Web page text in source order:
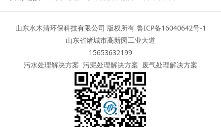
山东水木清环保科技有限公司 版权所有 鲁ICP备16040642号-1
山东省诸城市高新园工业大道
15653632199
污水处理解决方案 污泥处理解决方案 废气处理解决方案